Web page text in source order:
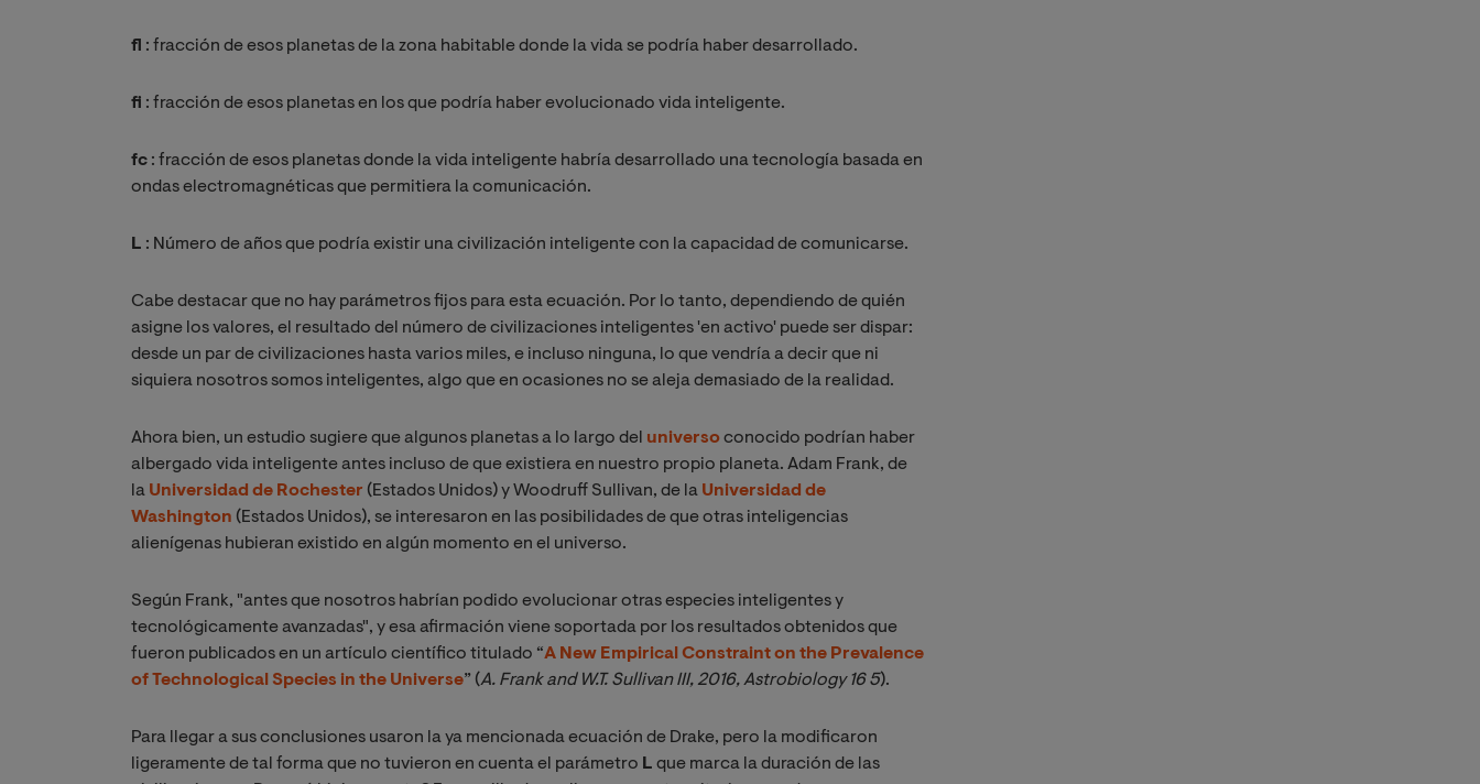
fl : fracción de esos planetas de la zona habitable donde la vida se podría haber desarrollado.
fi : fracción de esos planetas en los que podría haber evolucionado vida inteligente.
fc : fracción de esos planetas donde la vida inteligente habría desarrollado una tecnología basada en
ondas electromagnéticas que permitiera la comunicación.
L : Número de años que podría existir una civilización inteligente con la capacidad de comunicarse.
Cabe destacar que no hay parámetros fijos para esta ecuación. Por lo tanto, dependiendo de quién
asigne los valores, el resultado del número de civilizaciones inteligentes 'en activo' puede ser dispar:
desde un par de civilizaciones hasta varios miles, e incluso ninguna, lo que vendría a decir que ni
siquiera nosotros somos inteligentes, algo que en ocasiones no se aleja demasiado de la realidad.
Ahora bien, un estudio sugiere que algunos planetas a lo largo del universoconocido podrían haber
albergado vida inteligente antes incluso de que existiera en nuestro propio planeta. Adam Frank, de
la Universidad de Rochester (Estados Unidos) y Woodruff Sullivan, de la Universidad de
Washington (Estados Unidos), se interesaron en las posibilidades de que otras inteligencias
alienígenas hubieran existido en algún momento en el universo.
Según Frank, "antes que nosotros habrían podido evolucionar otras especies inteligentes y
tecnológicamente avanzadas", y esa afirmación viene soportada por los resultados obtenidos que
fueron publicados en un artículo científico titulado “A New Empirical Constraint on the Prevalence
of Technological Species in the Universe” (A. Frank and W.T. Sullivan III, 2016, Astrobiology 16 5).
Para llegar a sus conclusiones usaron la ya mencionada ecuación de Drake, pero la modificaron
ligeramente de tal forma que no tuvieron en cuenta el parámetro L que marca la duración de las